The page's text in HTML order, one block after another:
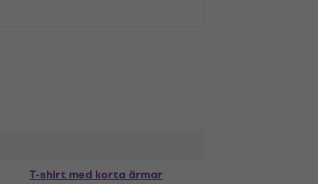
T-shirt med korta ärmar